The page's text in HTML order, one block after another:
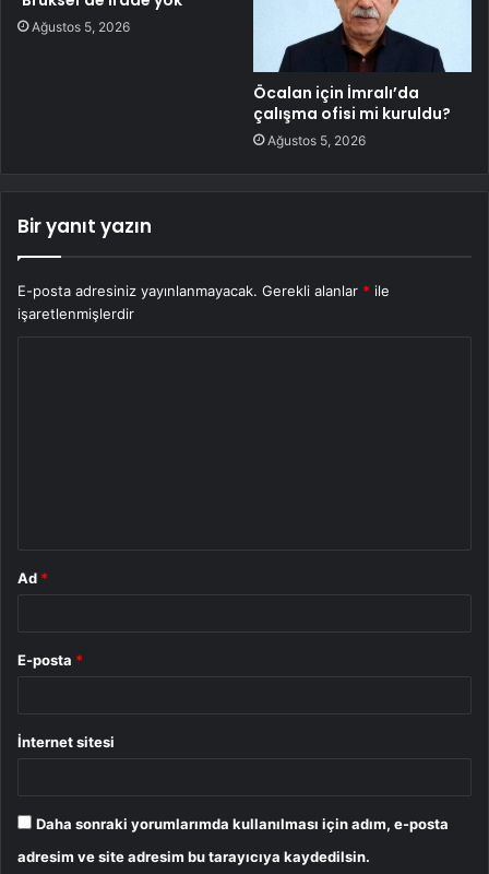
Ağustos 5, 2026
Öcalan için İmralı’da
çalışma ofisi mi kuruldu?
Ağustos 5, 2026
Bir yanıt yazın
E-posta adresiniz yayınlanmayacak. Gerekli alanlar * ile
işaretlenmişlerdir
Ad *
E-posta *
İnternet sitesi
Daha sonraki yorumlarımda kullanılması için adım, e-posta
adresim ve site adresim bu tarayıcıya kaydedilsin.